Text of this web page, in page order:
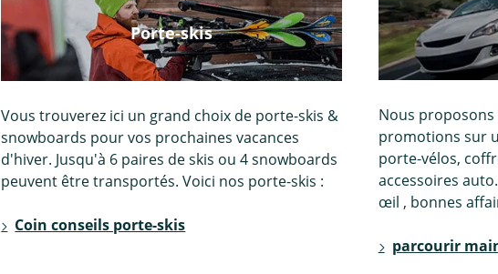
Porte-skis
Vous trouverez ici un grand choix de porte-skis &
snowboards pour vos prochaines vacances
d'hiver. Jusqu'à 6 paires de skis ou 4 snowboards
peuvent être transportés. Voici nos porte-skis :
Coin conseils porte-skis
Nous proposons
promotions sur
porte-vélos,
accessoires
œil , bonnes
parcourir